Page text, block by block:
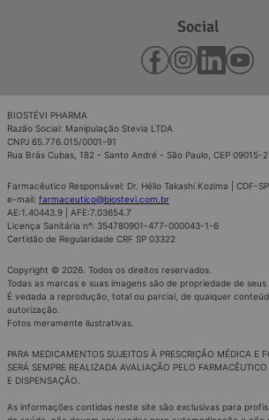
Social
BIOSTÉVI PHARMA
Razão Social: Manipulação Stevia LTDA
CNPJ 65.776.015/0001-91
Rua Brás Cubas, 182 - Santo André - São Paulo, CEP 09015-
Farmacêutico Responsável: Dr. Hélio Takashi Kozima | CDF-
e-mail: farmaceutico@biostevi.com.br
AE:1.40443.9 | AFE:7.03654.7
Licença Sanitária nº: 354780901-477-000043-1-6
Certidão de Regularidade CRF SP 03322
Copyright © 2026. Todos os direitos reservados.
Todas as marcas e suas imagens são de propriedade de
É vedada a reprodução, total ou parcial, de qualquer
autorização.
Fotos meramente ilustrativas.
PARA MEDICAMENTOS SUJEITOS À PRESCRIÇÃO MÉDICA E
SERÁ SEMPRE REALIZADA AVALIAÇÃO PELO
E DISPENSAÇÃO.
As informações contidas neste site são exclusivas para